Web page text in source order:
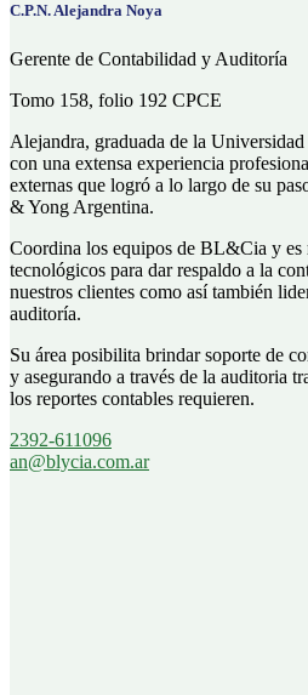
C.P.N. Alejandra Noya
Gerente de Contabilidad y Auditoría
Tomo 158, folio 192 CPCE
Alejandra, graduada de la
con una extensa experiencia
externas que logró a lo largo de su
& Yong Argentina.
Coordina los equipos de BL&Cia y es
tecnológicos para dar respaldo a la
nuestros clientes como así también
auditoría.
Su área posibilita brindar soporte de
y asegurando a través de la auditoria
los reportes contables requieren.
2392-611096
an@blycia.com.ar